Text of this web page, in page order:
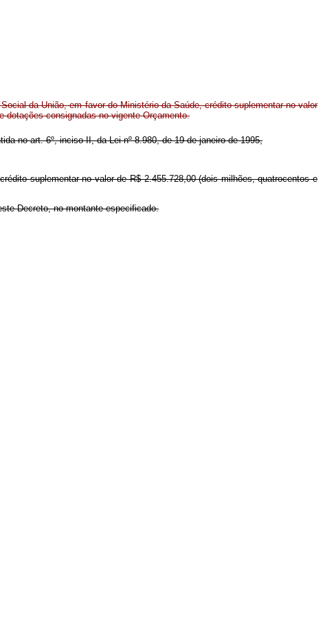
da União, em favor do Ministério da Saúde, crédito suplementar no valor
dotações consignadas no vigente Orçamento.
no art. 6º, inciso II, da Lei nº 8.980, de 19 de janeiro de 1995,
suplementar no valor de R$ 2.455.728,00 (dois milhões, quatrocentos e
Decreto, no montante especificado.